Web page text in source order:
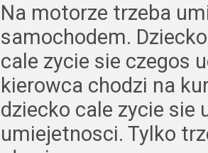
Na motorze trzeba
samochodem.
cale zycie sie czegos
kierowca chodzi na
dziecko cale zycie sie
umiejetnosci. Tylko